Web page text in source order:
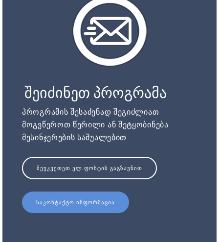
შეიძინეთ პროგრამა
პროგრამის შესაძენად შეგიძლიათ
მოგვწეროთ წერილი ან შეტყობინება
მესინჯერების საშუალებით
ᲨᲔᲣᲙᲕᲔᲗᲔᲗ ᲔᲚ.ᲤᲝᲡᲢᲘᲡ ᲒᲐᲒᲖᲐᲕᲜᲘᲗ
ᲡᲐᲙᲝᲜᲢᲐᲥᲢᲝ ᲘᲜᲤᲝᲠᲛᲐᲪᲘᲐ